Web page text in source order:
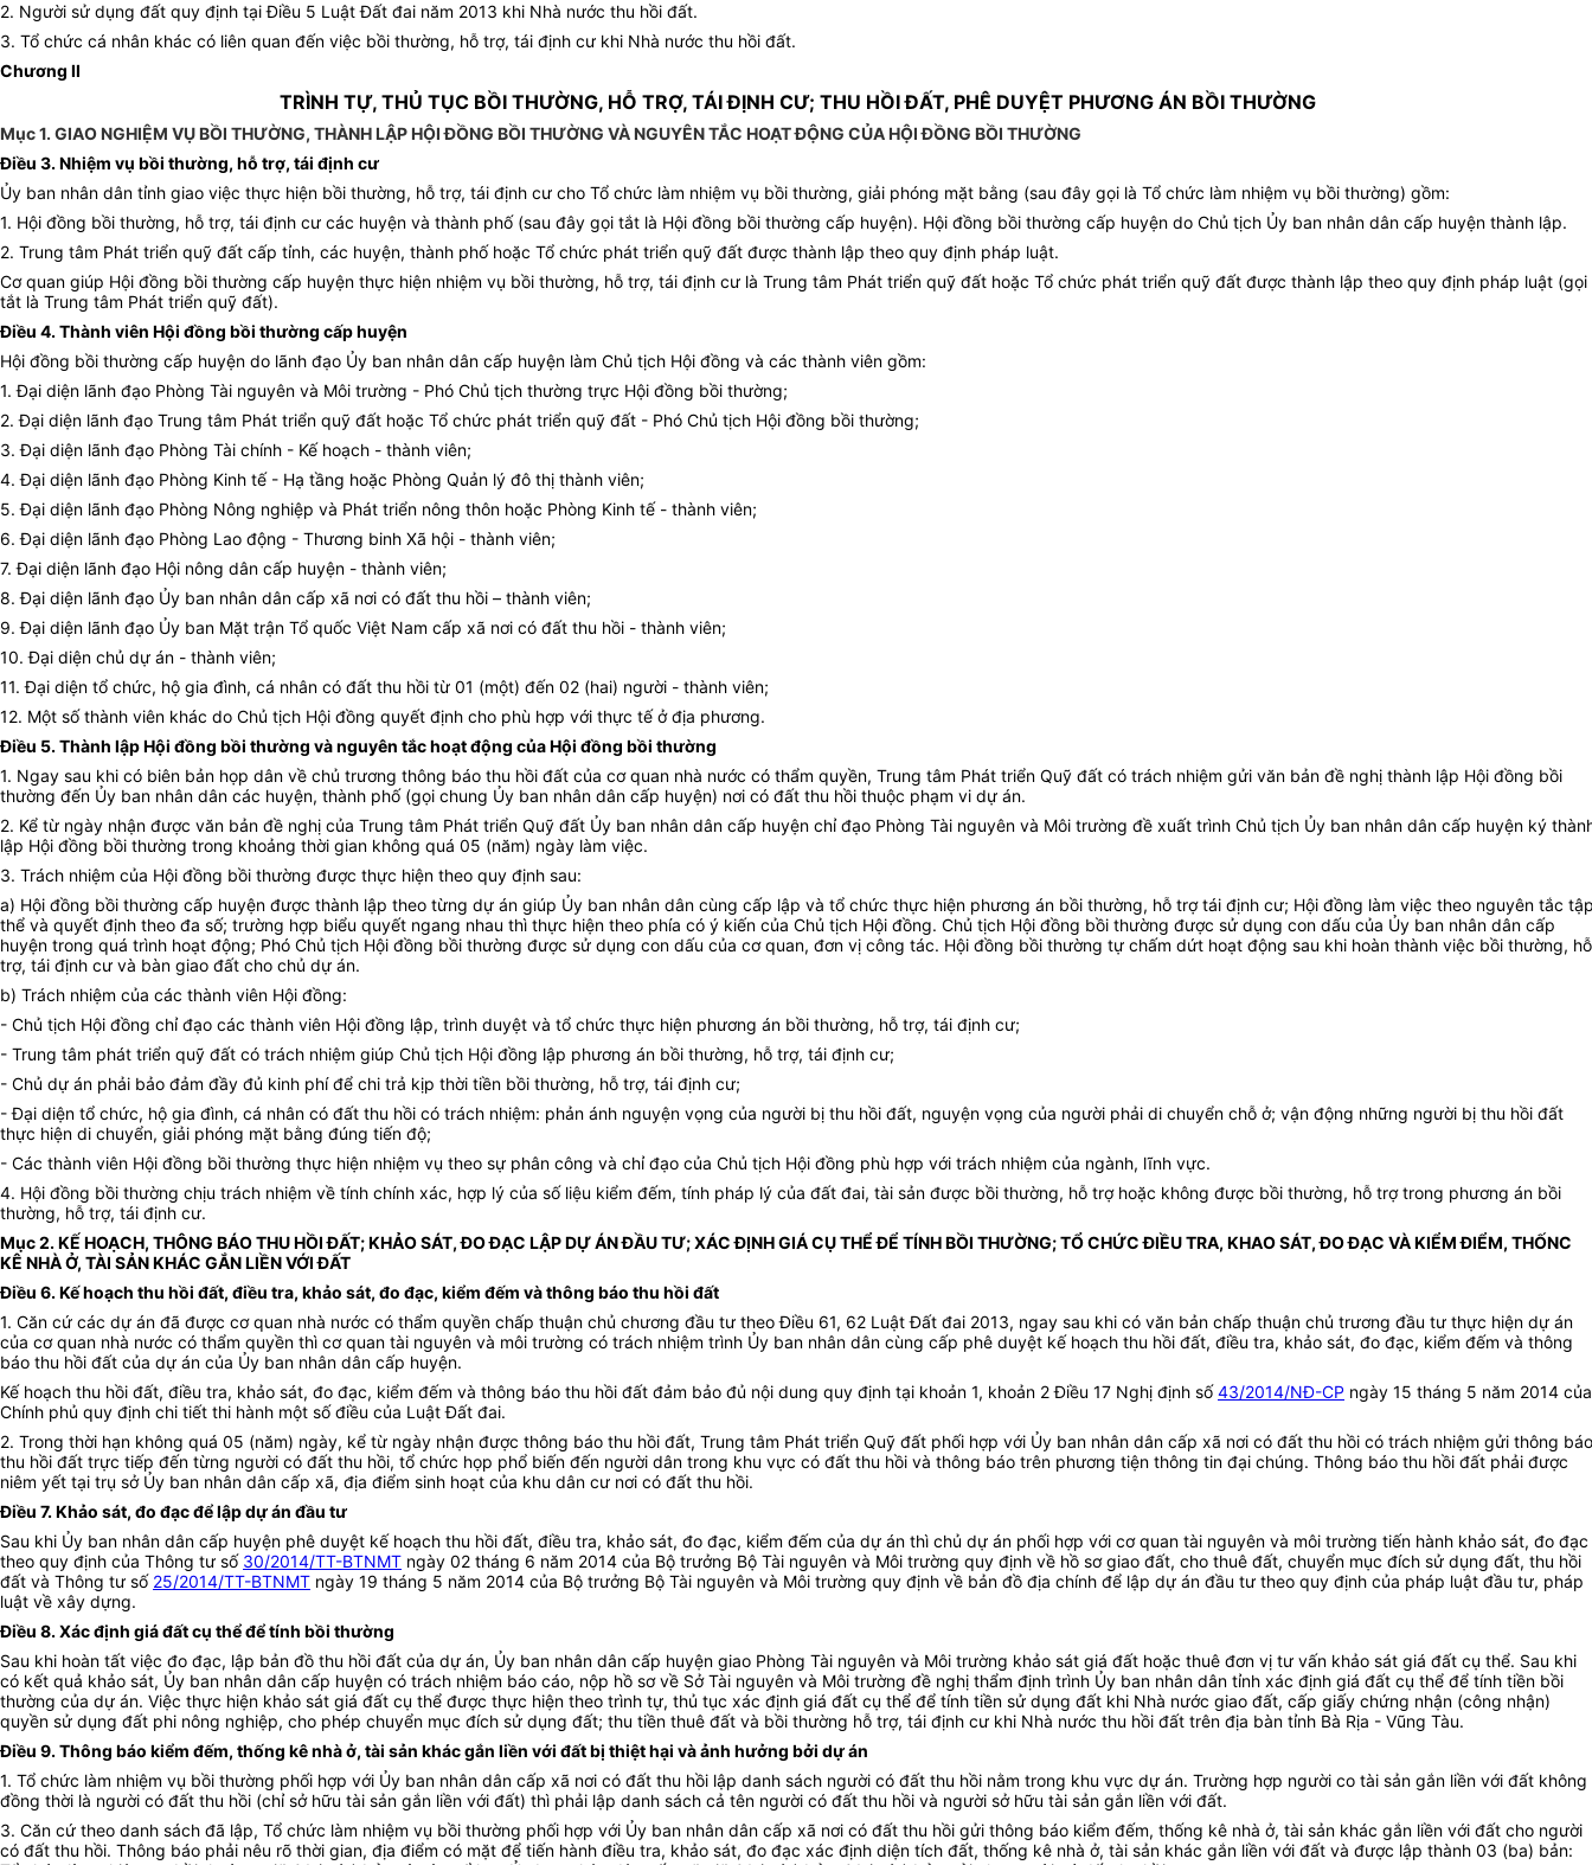
2. Người sử dụng đất quy định tại Điều 5 Luật Đất đai năm 2013 khi Nhà nước thu hồi đất.
3. Tổ chức cá nhân khác có liên quan đến việc bồi thường, hỗ trợ, tái định cư khi Nhà nước thu hồi đất.
Chương II
TRÌNH TỰ, THỦ TỤC BỒI THƯỜNG, HỖ TRỢ, TÁI ĐỊNH CƯ; THU HỒI ĐẤT, PHÊ DUYỆT PHƯƠNG ÁN BỒI THƯỜNG
Mục 1. GIAO NGHIỆM VỤ BỒI THƯỜNG, THÀNH LẬP HỘI ĐỒNG BỒI THƯỜNG VÀ NGUYÊN TẮC HOẠT ĐỘNG CỦA HỘI ĐỒNG BỒI THƯỜNG
Điều 3. Nhiệm vụ bồi thường, hỗ trợ, tái định cư
Ủy ban nhân dân tỉnh giao việc thực hiện bồi thường, hỗ trợ, tái định cư cho Tổ chức làm nhiệm vụ bồi thường, giải phóng mặt bằng (sau đây gọi là Tổ chức làm nhiệm vụ bồi thường) gồm:
1. Hội đồng bồi thường, hỗ trợ, tái định cư các huyện và thành phố (sau đây gọi tắt là Hội đồng bồi thường cấp huyện). Hội đồng bồi thường cấp huyện do Chủ tịch Ủy ban nhân dân cấp huyện thành lập.
2. Trung tâm Phát triển quỹ đất cấp tỉnh, các huyện, thành phố hoặc Tổ chức phát triển quỹ đất được thành lập theo quy định pháp luật.
Cơ quan giúp Hội đồng bồi thường cấp huyện thực hiện nhiệm vụ bồi thường, hỗ trợ, tái định cư là Trung tâm Phát triển quỹ đất hoặc Tổ chức phát triển quỹ đất được thành lập theo quy định pháp luật (gọi
tắt là Trung tâm Phát triển quỹ đất).
Điều 4. Thành viên Hội đồng bồi thường cấp huyện
Hội đồng bồi thường cấp huyện do lãnh đạo Ủy ban nhân dân cấp huyện làm Chủ tịch Hội đồng và các thành viên gồm:
1. Đại diện lãnh đạo Phòng Tài nguyên và Môi trường - Phó Chủ tịch thường trực Hội đồng bồi thường;
2. Đại diện lãnh đạo Trung tâm Phát triển quỹ đất hoặc Tổ chức phát triển quỹ đất - Phó Chủ tịch Hội đồng bồi thường;
3. Đại diện lãnh đạo Phòng Tài chính - Kế hoạch - thành viên;
4. Đại diện lãnh đạo Phòng Kinh tế - Hạ tầng hoặc Phòng Quản lý đô thị thành viên;
5. Đại diện lãnh đạo Phòng Nông nghiệp và Phát triển nông thôn hoặc Phòng Kinh tế - thành viên;
6. Đại diện lãnh đạo Phòng Lao động - Thương binh Xã hội - thành viên;
7. Đại diện lãnh đạo Hội nông dân cấp huyện - thành viên;
8. Đại diện lãnh đạo Ủy ban nhân dân cấp xã nơi có đất thu hồi – thành viên;
9. Đại diện lãnh đạo Ủy ban Mặt trận Tổ quốc Việt Nam cấp xã nơi có đất thu hồi - thành viên;
10. Đại diện chủ dự án - thành viên;
11. Đại diện tổ chức, hộ gia đình, cá nhân có đất thu hồi từ 01 (một) đến 02 (hai) người - thành viên;
12. Một số thành viên khác do Chủ tịch Hội đồng quyết định cho phù hợp với thực tế ở địa phương.
Điều 5. Thành lập Hội đồng bồi thường và nguyên tắc hoạt động của Hội đồng bồi thường
1. Ngay sau khi có biên bản họp dân về chủ trương thông báo thu hồi đất của cơ quan nhà nước có thẩm quyền, Trung tâm Phát triển Quỹ đất có trách nhiệm gửi văn bản đề nghị thành lập Hội đồng bồi
thường đến Ủy ban nhân dân các huyện, thành phố (gọi chung Ủy ban nhân dân cấp huyện) nơi có đất thu hồi thuộc phạm vi dự án.
2. Kể từ ngày nhận được văn bản đề nghị của Trung tâm Phát triển Quỹ đất Ủy ban nhân dân cấp huyện chỉ đạo Phòng Tài nguyên và Môi trường đề xuất trình Chủ tịch Ủy ban nhân dân cấp huyện ký
lập Hội đồng bồi thường trong khoảng thời gian không quá 05 (năm) ngày làm việc.
3. Trách nhiệm của Hội đồng bồi thường được thực hiện theo quy định sau:
a) Hội đồng bồi thường cấp huyện được thành lập theo từng dự án giúp Ủy ban nhân dân cùng cấp lập và tổ chức thực hiện phương án bồi thường, hỗ trợ tái định cư; Hội đồng làm việc theo nguyên tắc
thể và quyết định theo đa số; trường hợp biểu quyết ngang nhau thì thực hiện theo phía có ý kiến của Chủ tịch Hội đồng. Chủ tịch Hội đồng bồi thường được sử dụng con dấu của Ủy ban nhân dân cấp
huyện trong quá trình hoạt động; Phó Chủ tịch Hội đồng bồi thường được sử dụng con dấu của cơ quan, đơn vị công tác. Hội đồng bồi thường tự chấm dứt hoạt động sau khi hoàn thành việc bồi thường, hỗ
trợ, tái định cư và bàn giao đất cho chủ dự án.
b) Trách nhiệm của các thành viên Hội đồng:
- Chủ tịch Hội đồng chỉ đạo các thành viên Hội đồng lập, trình duyệt và tổ chức thực hiện phương án bồi thường, hỗ trợ, tái định cư;
- Trung tâm phát triển quỹ đất có trách nhiệm giúp Chủ tịch Hội đồng lập phương án bồi thường, hỗ trợ, tái định cư;
- Chủ dự án phải bảo đảm đầy đủ kinh phí để chi trả kịp thời tiền bồi thường, hỗ trợ, tái định cư;
- Đại diện tổ chức, hộ gia đình, cá nhân có đất thu hồi có trách nhiệm: phản ánh nguyện vọng của người bị thu hồi đất, nguyện vọng của người phải di chuyển chỗ ở; vận động những người bị thu hồi đất
thực hiện di chuyển, giải phóng mặt bằng đúng tiến độ;
- Các thành viên Hội đồng bồi thường thực hiện nhiệm vụ theo sự phân công và chỉ đạo của Chủ tịch Hội đồng phù hợp với trách nhiệm của ngành, lĩnh vực.
4. Hội đồng bồi thường chịu trách nhiệm về tính chính xác, hợp lý của số liệu kiểm đếm, tính pháp lý của đất đai, tài sản được bồi thường, hỗ trợ hoặc không được bồi thường, hỗ trợ trong phương án bồi
thường, hỗ trợ, tái định cư.
Mục 2. KẾ HOẠCH, THÔNG BÁO THU HỒI ĐẤT; KHẢO SÁT, ĐO ĐẠC LẬP DỰ ÁN ĐẦU TƯ; XÁC ĐỊNH GIÁ CỤ THỂ ĐỂ TÍNH BỒI THƯỜNG; TỔ CHỨC ĐIỀU TRA, KHAO SÁT, ĐO ĐẠC VÀ KIỂM ĐIỂM, THỐNC
KÊ NHÀ Ở, TÀI SẢN KHÁC GẮN LIỀN VỚI ĐẤT
Điều 6. Kế hoạch thu hồi đất, điều tra, khảo sát, đo đạc, kiểm đếm và thông báo thu hồi đất
1. Căn cứ các dự án đã được cơ quan nhà nước có thẩm quyền chấp thuận chủ chương đầu tư theo Điều 61, 62 Luật Đất đai 2013, ngay sau khi có văn bản chấp thuận chủ trương đầu tư thực hiện dự án
của cơ quan nhà nước có thẩm quyền thì cơ quan tài nguyên và môi trường có trách nhiệm trình Ủy ban nhân dân cùng cấp phê duyệt kế hoạch thu hồi đất, điều tra, khảo sát, đo đạc, kiểm đếm và thông
báo thu hồi đất của dự án của Ủy ban nhân dân cấp huyện.
Kế hoạch thu hồi đất, điều tra, khảo sát, đo đạc, kiểm đếm và thông báo thu hồi đất đảm bảo đủ nội dung quy định tại khoản 1, khoản 2 Điều 17 Nghị định số43/2014/NĐ-CP ngày 15 tháng 5 năm 2014 của
Chính phủ quy định chi tiết thi hành một số điều của Luật Đất đai.
2. Trong thời hạn không quá 05 (năm) ngày, kể từ ngày nhận được thông báo thu hồi đất, Trung tâm Phát triển Quỹ đất phối hợp với Ủy ban nhân dân cấp xã nơi có đất thu hồi có trách nhiệm gửi thông báo
thu hồi đất trực tiếp đến từng người có đất thu hồi, tổ chức họp phổ biến đến người dân trong khu vực có đất thu hồi và thông báo trên phương tiện thông tin đại chúng. Thông báo thu hồi đất phải được
niêm yết tại trụ sở Ủy ban nhân dân cấp xã, địa điểm sinh hoạt của khu dân cư nơi có đất thu hồi.
Điều 7. Khảo sát, đo đạc để lập dự án đầu tư
Sau khi Ủy ban nhân dân cấp huyện phê duyệt kế hoạch thu hồi đất, điều tra, khảo sát, đo đạc, kiểm đếm của dự án thì chủ dự án phối hợp với cơ quan tài nguyên và môi trường tiến hành khảo sát, đo đạc
theo quy định của Thông tư số 30/2014/TT-BTNMT ngày 02 tháng 6 năm 2014 của Bộ trưởng Bộ Tài nguyên và Môi trường quy định về hồ sơ giao đất, cho thuê đất, chuyển mục đích sử dụng đất, thu hồi
đất và Thông tư số 25/2014/TT-BTNMT ngày 19 tháng 5 năm 2014 của Bộ trưởng Bộ Tài nguyên và Môi trường quy định về bản đồ địa chính để lập dự án đầu tư theo quy định của pháp luật đầu tư, pháp
luật về xây dựng.
Điều 8. Xác định giá đất cụ thể để tính bồi thường
Sau khi hoàn tất việc đo đạc, lập bản đồ thu hồi đất của dự án, Ủy ban nhân dân cấp huyện giao Phòng Tài nguyên và Môi trường khảo sát giá đất hoặc thuê đơn vị tư vấn khảo sát giá đất cụ thể. Sau khi
có kết quả khảo sát, Ủy ban nhân dân cấp huyện có trách nhiệm báo cáo, nộp hồ sơ về Sở Tài nguyên và Môi trường đề nghị thẩm định trình Ủy ban nhân dân tỉnh xác định giá đất cụ thể để tính tiền bồi
thường của dự án. Việc thực hiện khảo sát giá đất cụ thể được thực hiện theo trình tự, thủ tục xác định giá đất cụ thể để tính tiền sử dụng đất khi Nhà nước giao đất, cấp giấy chứng nhận (công nhận)
quyền sử dụng đất phi nông nghiệp, cho phép chuyển mục đích sử dụng đất; thu tiền thuê đất và bồi thường hỗ trợ, tái định cư khi Nhà nước thu hồi đất trên địa bàn tỉnh Bà Rịa - Vũng Tàu.
Điều 9. Thông báo kiểm đếm, thống kê nhà ở, tài sản khác gắn liền với đất bị thiệt hại và ảnh hưởng bởi dự án
1. Tổ chức làm nhiệm vụ bồi thường phối hợp với Ủy ban nhân dân cấp xã nơi có đất thu hồi lập danh sách người có đất thu hồi nằm trong khu vực dự án. Trường hợp người co tài sản gắn liền với đất không
đồng thời là người có đất thu hồi (chỉ sở hữu tài sản gắn liền với đất) thì phải lập danh sách cả tên người có đất thu hồi và người sở hữu tài sản gắn liền với đất.
3. Căn cứ theo danh sách đã lập, Tổ chức làm nhiệm vụ bồi thường phối hợp với Ủy ban nhân dân cấp xã nơi có đất thu hồi gửi thông báo kiểm đếm, thống kê nhà ở, tài sản khác gắn liền với đất cho người
có đất thu hồi. Thông báo phải nêu rõ thời gian, địa điểm có mặt để tiến hành điều tra, khảo sát, đo đạc xác định diện tích đất, thống kê nhà ở, tài sản khác gắn liền với đất và được lập thành 03 (ba) bản: